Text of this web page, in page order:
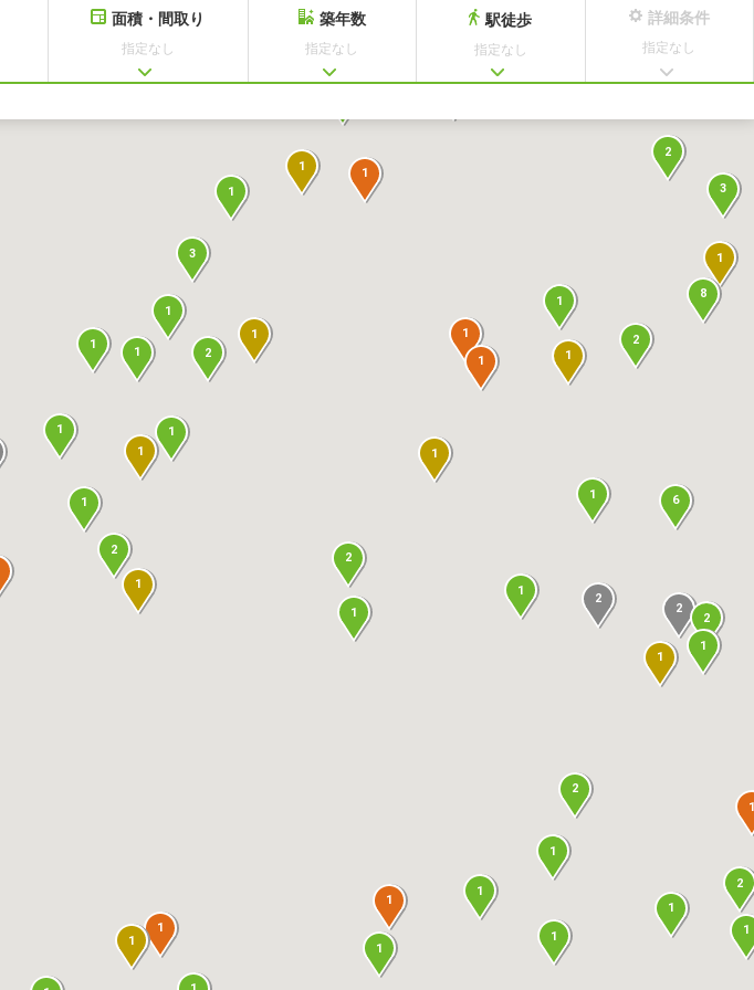
面積・間取り
指定なし
築年数
指定なし
駅徒歩
指定なし
詳細条件
指定なし
2
2
2
1
2
1
2
1
1
3
1
1
1
1
1
1 2
1
1
8
1
3
2
1
1
1
1
1 2
1
1
2
1
1
1
1
2
1
1
1
1
1
1
6
1
1
1
1